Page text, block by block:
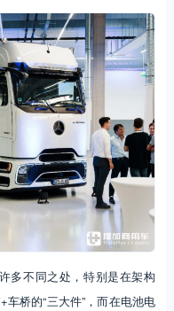
多不同之处，特别是在架构
桥的“三大件”，而在电池电